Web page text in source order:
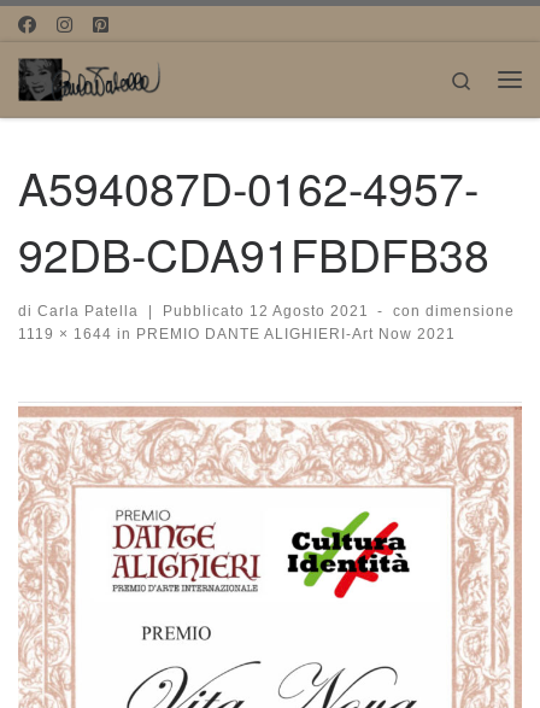
Passa al contenuto
Search
A594087D-0162-4957-
92DB-CDA91FBDFB38
di Carla Patella Pubblicato 12 Agosto 2021 -
con dimensione
1119 × 1644 in PREMIO DANTE ALIGHIERI-Art Now 2021
Navigazione immagini